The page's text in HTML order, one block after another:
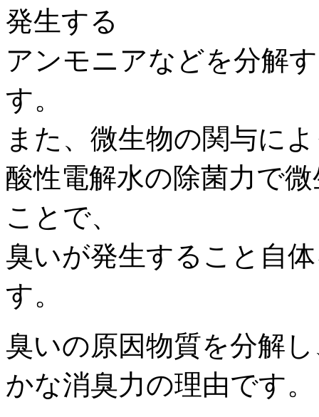
発生する
アンモニアなどを分解
す。
また、微生物の関与に
酸性電解水の除菌力で
ことで、
臭いが発生すること自
す。
臭いの原因物質を分解
かな消臭力の理由です。